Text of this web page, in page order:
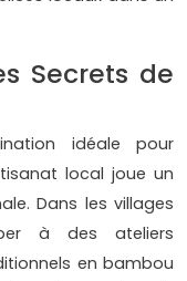
Secrets de
idéale pour
local joue un
Dans les villages
à des ateliers
en bambou